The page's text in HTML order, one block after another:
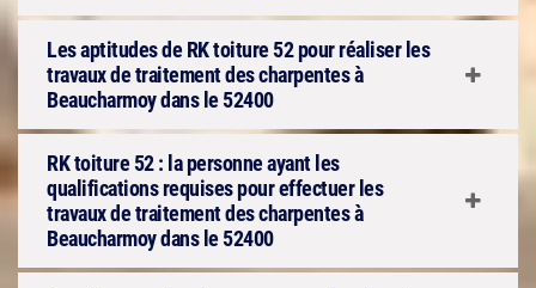
Les aptitudes de RK toiture 52 pour réaliser les
travaux de traitement des charpentes à
Beaucharmoy dans le 52400
RK toiture 52 : la personne ayant les
qualifications requises pour effectuer les
travaux de traitement des charpentes à
Beaucharmoy dans le 52400